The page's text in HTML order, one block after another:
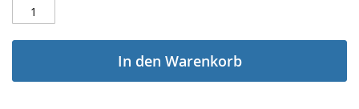
In den Warenkorb